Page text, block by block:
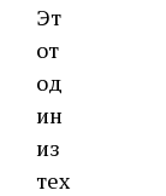
Эт
от
од
ин
из
тех